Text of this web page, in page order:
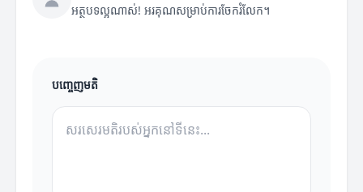
អត្ថបទល្អណាស់! អរគុណសម្រាប់ការចែករំលែក។
បញ្ចេញមតិ